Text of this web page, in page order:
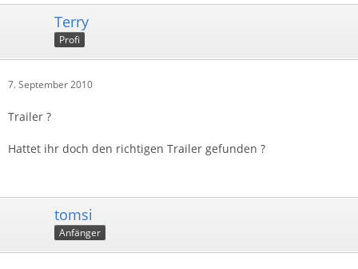
Terry
Profi
7. September 2010
Trailer ?
Hattet ihr doch den richtigen Trailer gefunden ?
tomsi
Anfänger